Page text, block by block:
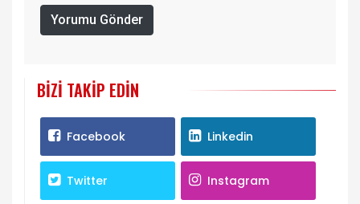
Yorumu Gönder
BIZI TAKIP EDIN
Facebook Linkedin
Twitter Instagram